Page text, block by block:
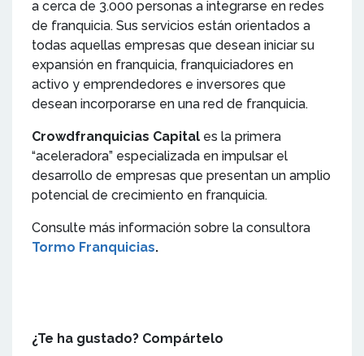
a cerca de 3.000 personas a integrarse en redes
de franquicia. Sus servicios están orientados a
todas aquellas empresas que desean iniciar su
expansión en franquicia, franquiciadores en
activo y emprendedores e inversores que
desean incorporarse en una red de franquicia.
Crowdfranquicias Capital es la primera
“aceleradora” especializada en impulsar el
desarrollo de empresas que presentan un amplio
potencial de crecimiento en franquicia.
Consulte más información sobre la consultora
Tormo Franquicias.
¿Te ha gustado? Compártelo